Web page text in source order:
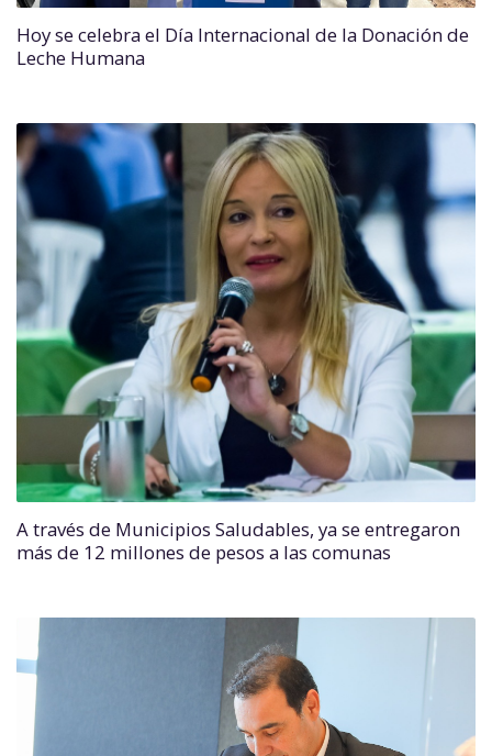
Hoy se celebra el Día Internacional de la Donación de
Leche Humana
A través de Municipios Saludables, ya se entregaron
más de 12 millones de pesos a las comunas